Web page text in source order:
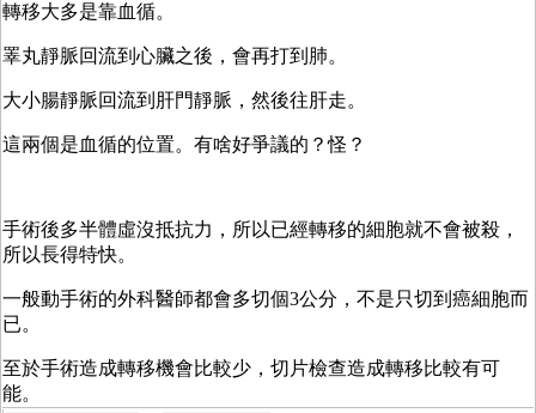
轉移大多是靠血循。
睪丸靜脈回流到心臟之後，會再打到肺。
大小腸靜脈回流到肝門靜脈，然後往肝走。
這兩個是血循的位置。有啥好爭議的？怪？
手術後多半體虛沒抵抗力，所以已經轉移的細胞就不會被殺，
所以長得特快。
一般動手術的外科醫師都會多切個3公分，不是只切到癌細胞而
已。
至於手術造成轉移機會比較少，切片檢查造成轉移比較有可
能。